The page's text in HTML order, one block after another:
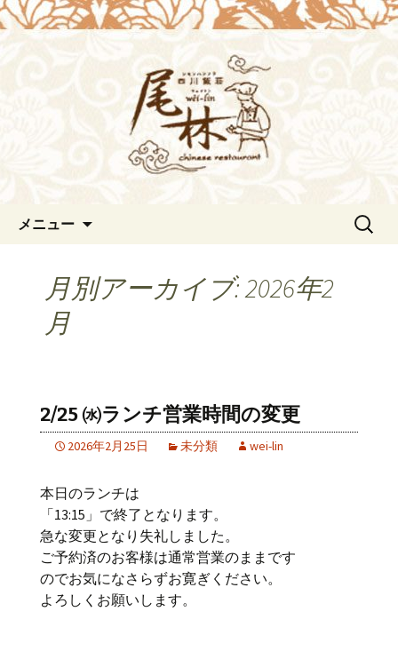
浜松の中華料理[尾林～Wei-
lin（ウェイリン）]からのお知
浜松の中華料理[尾林～Wei-lin（ウェイ
リン）]のブログ。デートや接待にも。
北京ダックも味わえます。
メニュー
検
月別アーカイブ: 2026年2
月
2/25 ㈬ランチ営業時間の変更
2026年2月25日 未分類 wei-lin
本日のランチは
「13:15」で終了となります。
急な変更となり失礼しました。
ご予約済のお客様は通常営業のままです
のでお気になさらずお寛ぎください。
よろしくお願いします。